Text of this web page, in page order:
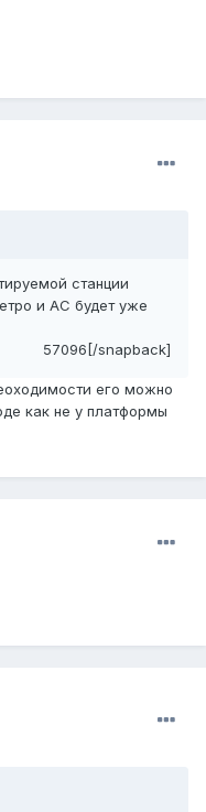
станции
и АС будет уже
57096[/snapback]
его можно
как не у платформы